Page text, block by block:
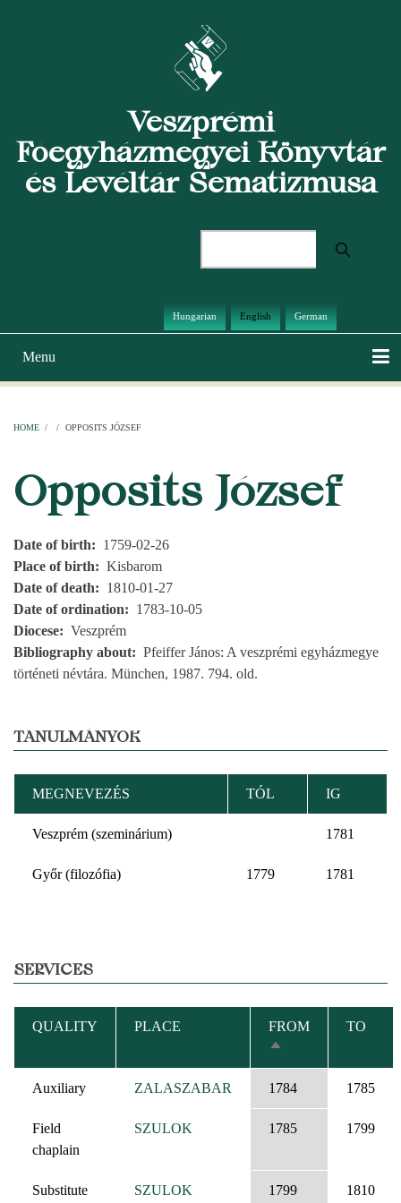
Veszprémi
Főegyházmegyei Könyvtár
és Levéltár Sematizmusa
Hungarian English German
Main
navigation
Menu
HOME / / OPPOSITS JÓZSEF
Opposits József
Date of birth
1759-02-26
Place of birth
Kisbarom
Date of death
1810-01-27
Date of ordination
1783-10-05
Diocese
Veszprém
Bibliography about
Pfeiffer János: A veszprémi egyházmegye
történeti névtára. München, 1987. 794. old.
TANULMÁNYOK
MEGNEVEZÉS TÓL IG
Veszprém (szeminárium) 1781
Győr (filozófia) 1779 1781
SERVICES
QUALITY PLACE
FROM
SORT
DESCENDING
TO
Auxiliary ZALASZABAR 1784 1785
Field
chaplain
SZULOK 1785 1799
Substitute SZULOK 1799 1810